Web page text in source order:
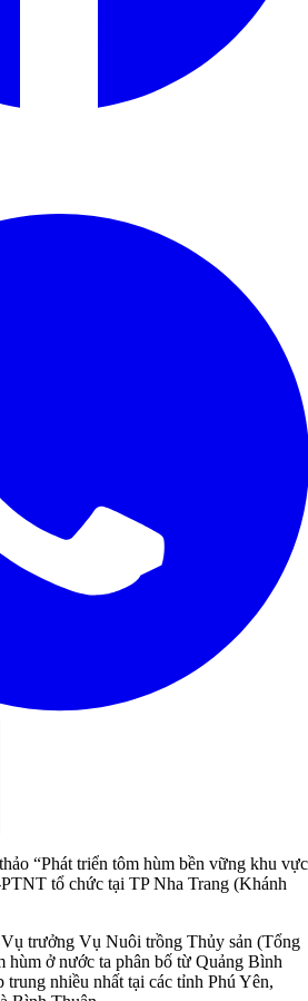
“Phát triển tôm hùm bền vững khu vực
tổ chức tại TP Nha Trang (Khánh
trưởng Vụ Nuôi trồng Thủy sản (Tổng
hùm ở nước ta phân bố từ Quảng Bình
nhiều nhất tại các tỉnh Phú Yên,